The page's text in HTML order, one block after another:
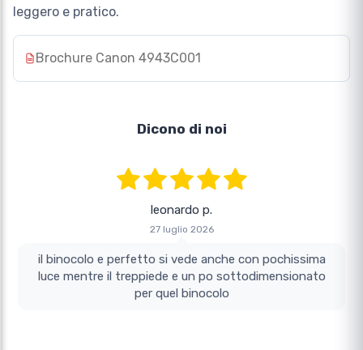
leggero e pratico.
Brochure Canon 4943C001
Dicono di noi
leonardo p.
27 luglio 2026
il binocolo e perfetto si vede anche con pochissima
luce mentre il treppiede e un po sottodimensionato
per quel binocolo